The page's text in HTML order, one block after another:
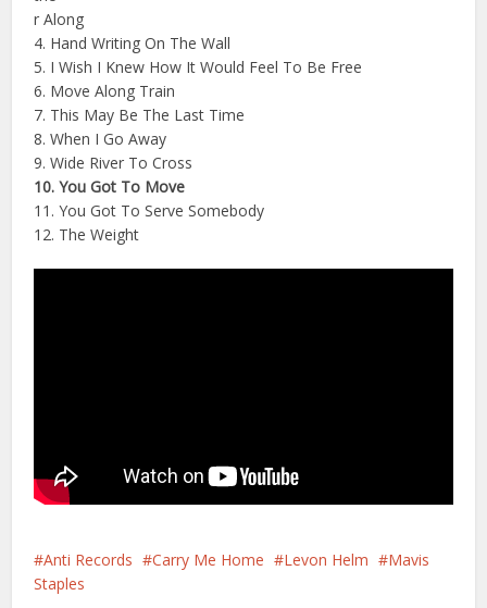
r Along
4. Hand Writing On The Wall
5. I Wish I Knew How It Would Feel To Be Free
6. Move Along Train
7. This May Be The Last Time
8. When I Go Away
9. Wide River To Cross
10. You Got To Move
11. You Got To Serve Somebody
12. The Weight
Anti Records Carry Me Home Levon Helm
Mavis
Staples